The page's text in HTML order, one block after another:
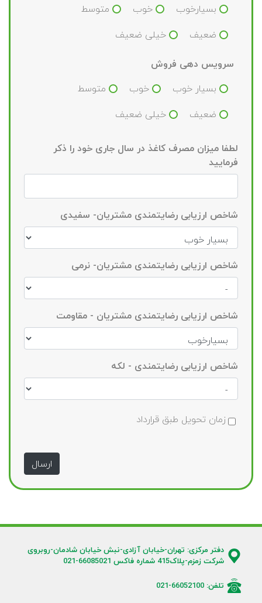
بسیارخوب
خوب
متوسط
ضعیف
خیلی ضعیف
سرویس دهی فروش
بسیار خوب
خوب
متوسط
ضعیف
خیلی ضعیف
لطفا میزان مصرف کاغذ در سال جاری خود را ذکر
فرمایید
شاخص ارزیابی رضایتمندی مشتریان- سفیدی
شاخص ارزیابی رضایتمندی مشتریان- نرمی
شاخص ارزیابی رضایتمندی مشتریان - مقاومت
شاخص ارزیابی رضایتمندی - لکه
زمان تحویل طبق قرارداد
ارسال
دفتر مرکزی: تهران-خیابان آزادی-نبش خیابان شادمان-روبروی
شرکت زمزم-پلاک415 شماره فاکس 66085021-021
تلفن: 66052100-021